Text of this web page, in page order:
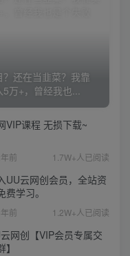
还在当韭菜？我靠
万+，曾经我也...
VIP课程 无损下载~
前 1.7W+人已阅读
UU云网创会员，全站资
费学习。
前 1.2W+人已阅读
网创【VIP会员专属交
】